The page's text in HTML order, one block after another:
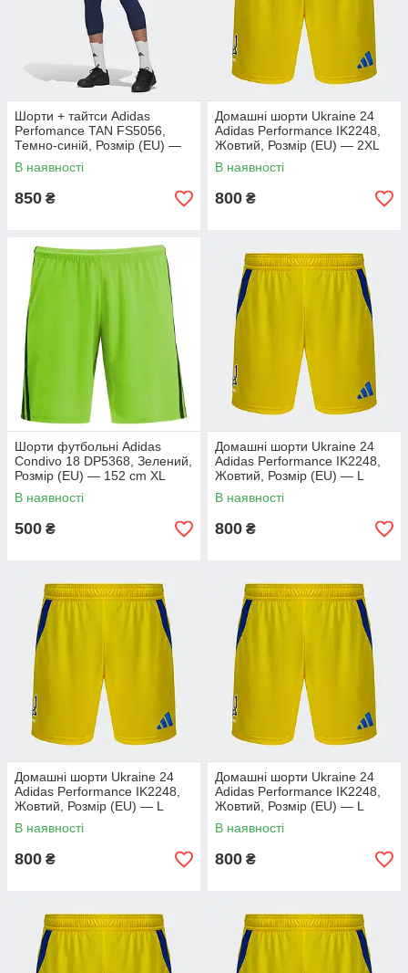
Шорти + тайтси Adidas
Perfomance TAN FS5056,
Темно-синій, Розмір (EU) —
XS
В наявності
850 ₴
Домашні шорти Ukraine 24
Adidas Performance IK2248,
Жовтий, Розмір (EU) — 2XL
В наявності
800 ₴
Шорти футбольні Adidas
Condivo 18 DP5368, Зелений,
Розмір (EU) — 152 cm XL
В наявності
500 ₴
Домашні шорти Ukraine 24
Adidas Performance IK2248,
Жовтий, Розмір (EU) — L
В наявності
800 ₴
Домашні шорти Ukraine 24
Adidas Performance IK2248,
Жовтий, Розмір (EU) — L
В наявності
800 ₴
Домашні шорти Ukraine 24
Adidas Performance IK2248,
Жовтий, Розмір (EU) — L
В наявності
800 ₴